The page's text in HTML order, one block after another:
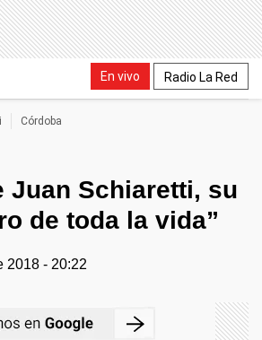
En vivo Radio La Red
Córdoba
Juan Schiaretti, su
de toda la vida”
2018 - 20:22